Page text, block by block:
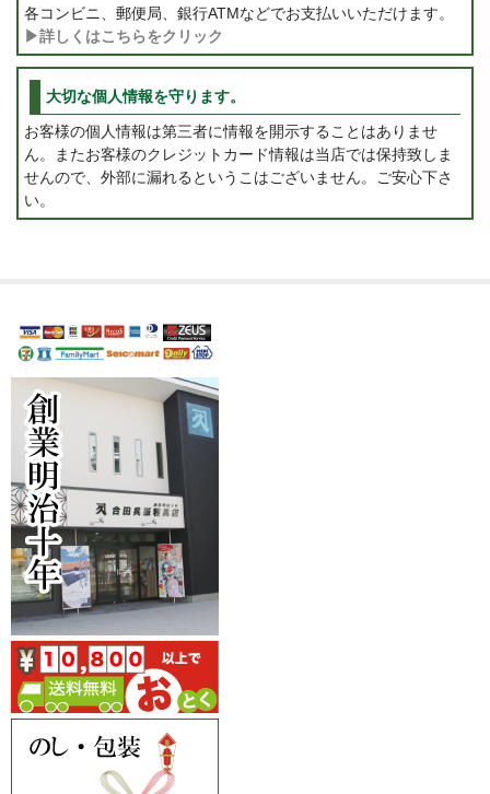
各コンビニ、郵便局、銀行ATMなどでお支払いいただけます。
▶詳しくはこちらをクリック
大切な個人情報を守ります。
お客様の個人情報は第三者に情報を開示することはありませ
ん。またお客様のクレジットカード情報は当店では保持致しま
せんので、外部に漏れるというこはございません。ご安心下さ
い。